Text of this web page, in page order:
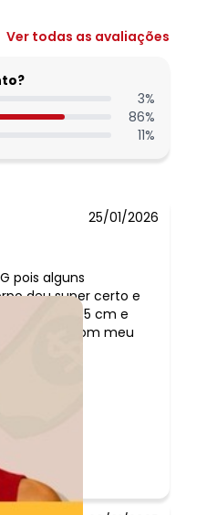
Ver todas as avaliações
3%
86%
11%
25/01/2026
pois alguns
deu super certo e
quadril 105 cm e
no evento com meu